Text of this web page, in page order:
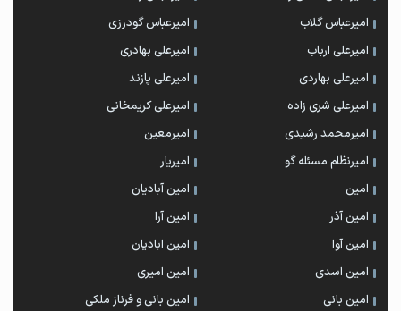
امیرعباس گلاب
امیرعباس گودرزی
امیرعلی ارباب
امیرعلی بهادری
امیرعلی بهاردی
امیرعلی پازند
امیرعلی شری زاده
امیرعلی کریمخانی
امیرمحمد رشیدی
امیرمعین
امیرنظام مسئله گو
امیریار
امین
امین آبادیان
امین آذر
امین آرا
امین آوا
امین ابادیان
امین اسدی
امین امیری
امین بانی
امین بانی و فرناز ملکی